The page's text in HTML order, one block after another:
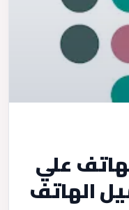
علي
الهاتف